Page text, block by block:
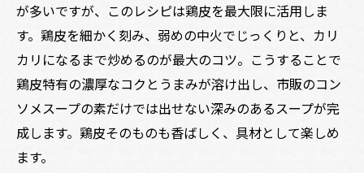
が多いですが、このレシピは鶏皮を最大限に活用しま
す。鶏皮を細かく刻み、弱めの中火でじっくりと、カリ
カリになるまで炒めるのが最大のコツ。こうすることで
鶏皮特有の濃厚なコクとうまみが溶け出し、市販のコン
ソメスープの素だけでは出せない深みのあるスープが完
成します。鶏皮そのものも香ばしく、具材として楽しめ
ます。